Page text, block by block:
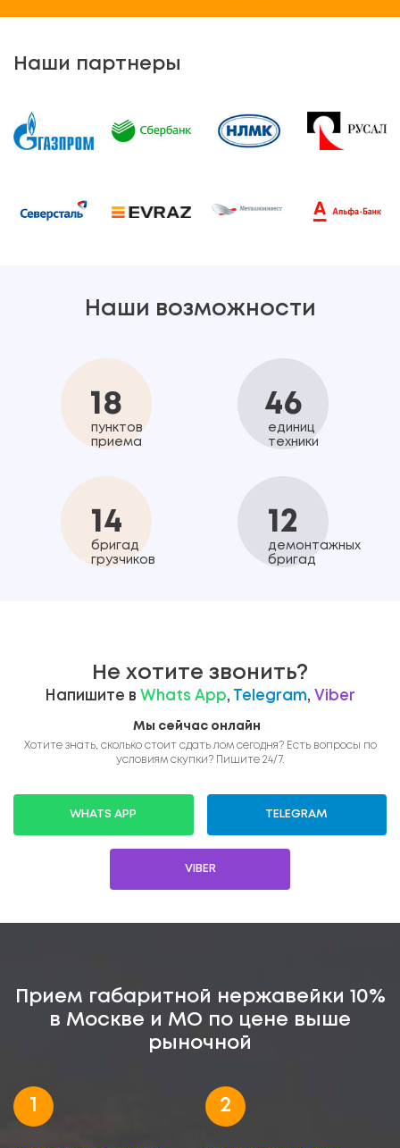
Наши партнеры
Наши возможности
18
пунктов
приема
46
единиц
техники
14
бригад
грузчиков
12
демонтажных
бригад
Не хотите звонить?
Напишите в Whats App, Telegram, Viber
Мы сейчас онлайн
Хотите знать, сколько стоит сдать лом сегодня? Есть вопросы по
условиям скупки? Пишите 24/7.
WHATS APP TELEGRAM
VIBER
Прием габаритной нержавейки 10%
в Москве и МО по цене выше
рыночной
1 2